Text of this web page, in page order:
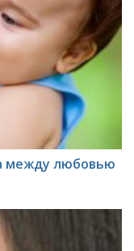
между любовью